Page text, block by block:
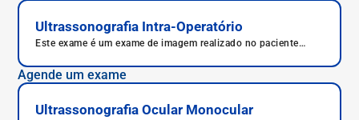
Ultrassonografia Intra-Operatório
Este exame é um exame de imagem realizado no paciente
Agende um exame
Ultrassonografia Ocular Monocular